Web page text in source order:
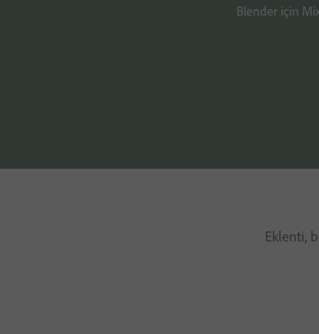
Blender için
Eklenti,